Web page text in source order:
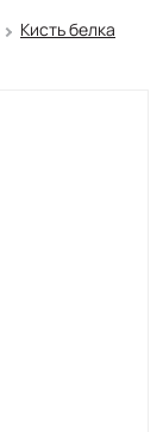
Кисть белка